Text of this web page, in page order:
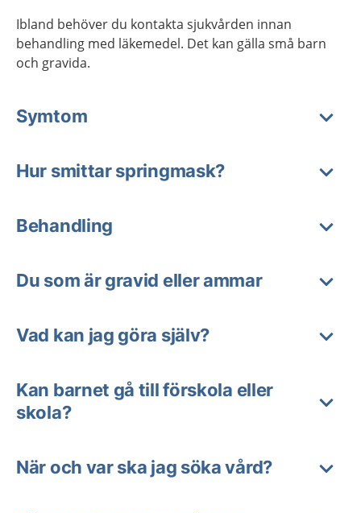
Ibland behöver du kontakta sjukvården innan
behandling med läkemedel. Det kan gälla små barn
och gravida.
Symtom
Hur smittar springmask?
Behandling
Du som är gravid eller ammar
Vad kan jag göra själv?
Kan barnet gå till förskola eller
skola?
När och var ska jag söka vård?